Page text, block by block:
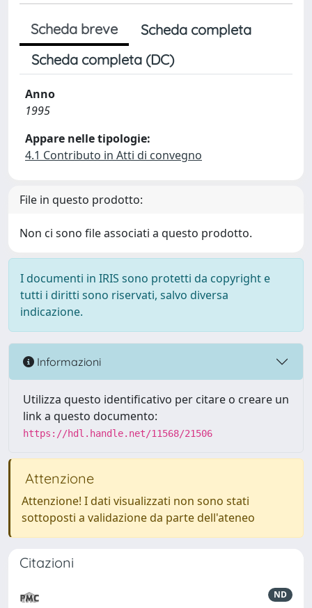
Scheda breve
Scheda completa
Scheda completa (DC)
Anno
1995
Appare nelle tipologie:
4.1 Contributo in Atti di convegno
File in questo prodotto:
Non ci sono file associati a questo prodotto.
I documenti in IRIS sono protetti da copyright e
tutti i diritti sono riservati, salvo diversa
indicazione.
Informazioni
Utilizza questo identificativo per citare o creare un
link a questo documento:
https://hdl.handle.net/11568/21506
Attenzione
Attenzione! I dati visualizzati non sono stati
sottoposti a validazione da parte dell'ateneo
Citazioni
ND